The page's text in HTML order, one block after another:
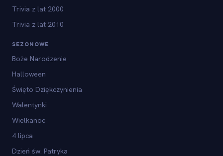
Trivia z lat 2000
Trivia z lat 2010
SEZONOWE
Boże Narodzenie
Halloween
Święto Dziękczynienia
Walentynki
Wielkanoc
4 lipca
Dzień św. Patryka